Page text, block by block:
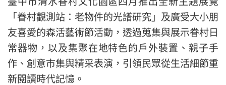
「眷村觀測站：老物件的光譜研究」及廣受大小朋
友喜愛的森活藝術節活動，透過蒐集與展示眷村日
常器物，以及集聚在地特色的戶外裝置、親子手
作、創意市集與精采表演，引領民眾從生活細節重
新閱讀時代記憶。